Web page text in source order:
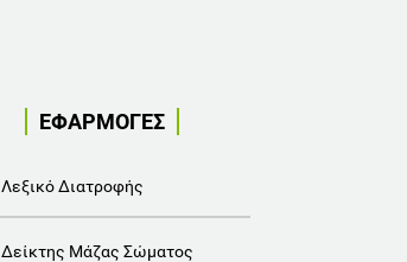
ΕΦΑΡΜΟΓΕΣ
Λεξικό Διατροφής
Δείκτης Μάζας Σώματος